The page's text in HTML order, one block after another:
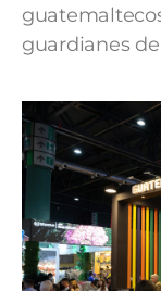
guardianes